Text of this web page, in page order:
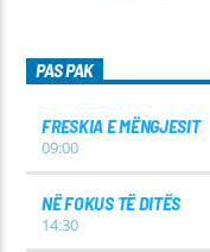
PAS PAK
FRESKIA E MËNGJESIT
09:00
NË FOKUS TË DITËS
14:30